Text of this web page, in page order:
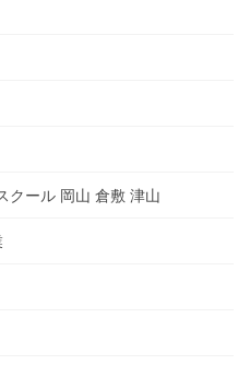
スクール 岡山 倉敷 津山